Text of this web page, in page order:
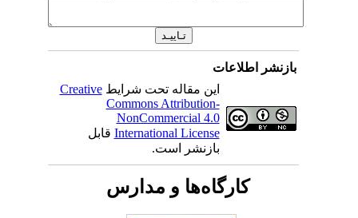
بازنشر اطلاعات
این مقاله تحت شرایطCreative
Commons Attribution-
NonCommercial 4.0
International Licenseقابل
بازنشر است.
کارگاه‌ها و مدارس